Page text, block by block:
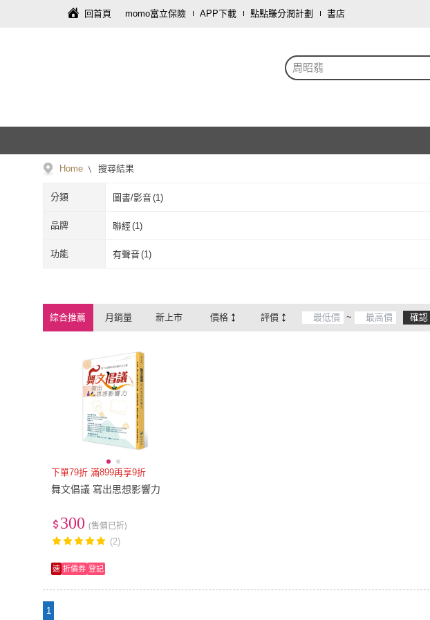
回首頁 momo富立保險 APP下載 點點賺分潤計劃 書店
周昭翡
Home 搜尋結果
分類 圖書/影音(1)
品牌 聯經(1)
聯經(1
功能 有聲音(1)
綜合推薦 月銷量 新上市 價格 評價 ~ 確認
下單79折 滿899再享9折
舞文倡議 寫出思想影響力
300 (售價已折)
(2)
速 折價券 登記
1